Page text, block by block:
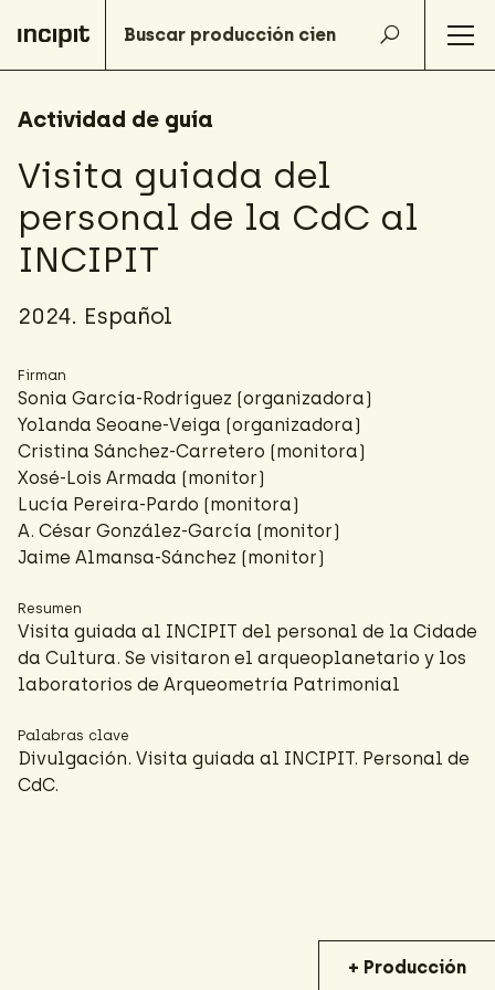
Actividad de guía
Visita guiada del
personal de la CdC al
INCIPIT
2024. Español
Firman
Sonia García-Rodríguez (organizadora)
Yolanda Seoane-Veiga (organizadora)
Cristina Sánchez-Carretero (monitora)
Xosé-Lois Armada (monitor)
Lucía Pereira-Pardo (monitora)
A. César González-García (monitor)
Jaime Almansa-Sánchez (monitor)
Resumen
Visita guiada al INCIPIT del personal de la Cidade
da Cultura. Se visitaron el arqueoplanetario y los
laboratorios de Arqueometría Patrimonial
Palabras clave
Divulgación. Visita guiada al INCIPIT. Personal de
CdC.
+ Producción